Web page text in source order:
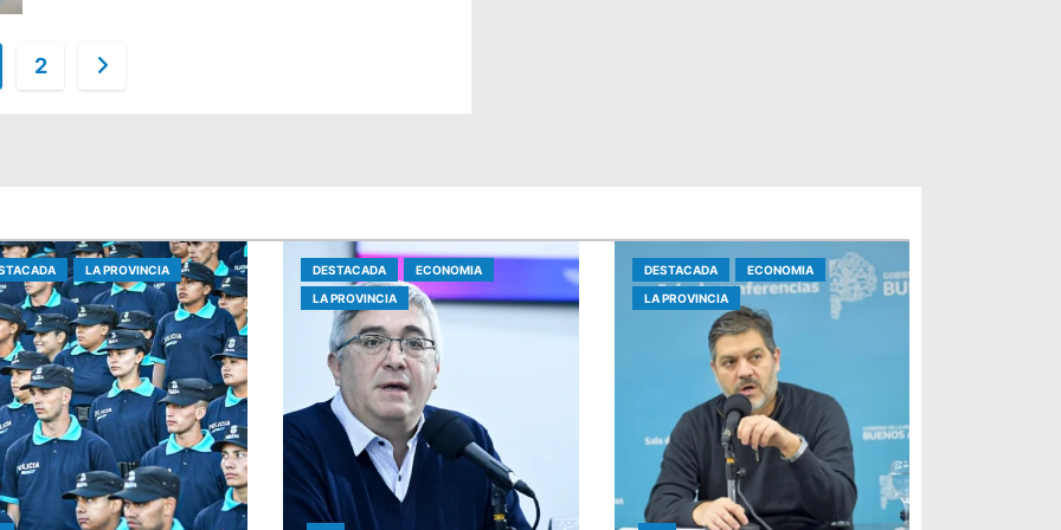
2
LA PROVINCIA DESTACADA
ECONOMIA
LA PROVINCIA
DESTACADA
ECONOMIA
LA PROVINCIA